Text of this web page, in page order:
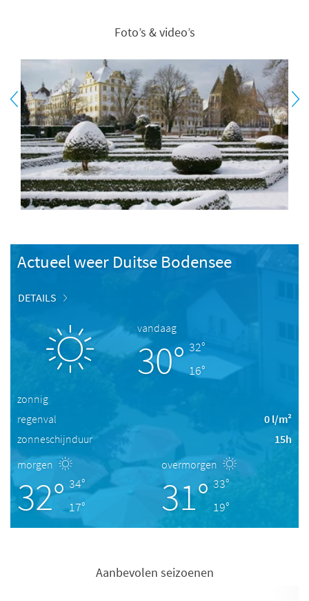
Foto’s & video’s
Actueel weer Duitse Bodensee
DETAILS
vandaag
30° 32°
16°
zonnig
regenval
0 l/m²
zonneschijnduur
15h
morgen
32° 34°
17°
overmorgen
31° 33°
19°
Aanbevolen seizoenen